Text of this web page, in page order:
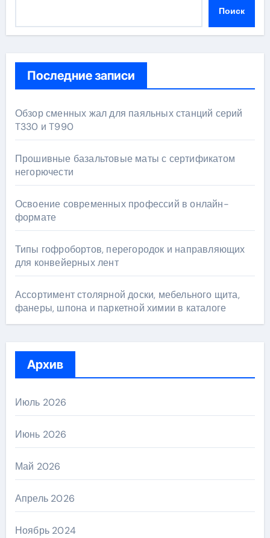
Поиск
Последние записи
Обзор сменных жал для паяльных станций серий
T330 и T990
Прошивные базальтовые маты с сертификатом
негорючести
Освоение современных профессий в онлайн-
формате
Типы гофробортов, перегородок и направляющих
для конвейерных лент
Ассортимент столярной доски, мебельного щита,
фанеры, шпона и паркетной химии в каталоге
Архив
Июль 2026
Июнь 2026
Май 2026
Апрель 2026
Ноябрь 2024